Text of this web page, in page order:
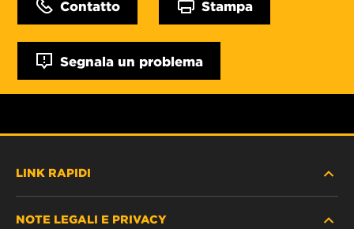
Contatto Stampa
Segnala un problema
LINK RAPIDI
NOTE LEGALI E PRIVACY